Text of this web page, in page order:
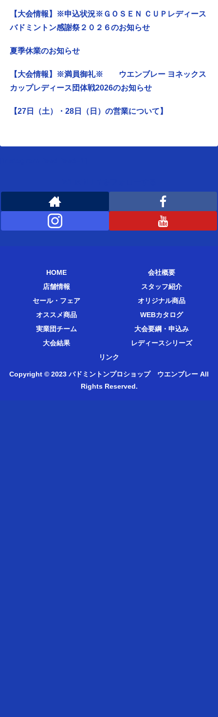
【大会情報】※申込状況※ＧＯＳＥＮ ＣＵＰレディース
バドミントン感謝祭２０２６のお知らせ
夏季休業のお知らせ
【大会情報】※満員御礼※ ウエンブレー ヨネックス
カップレディース団体戦2026のお知らせ
【27日（土）・28日（日）の営業について】
HOME
会社概要
店舗情報
スタッフ紹介
セール・フェア
オリジナル商品
オススメ商品
WEBカタログ
実業団チーム
大会要綱・申込み
大会結果
レディースシリーズ
リンク
Copyright © 2023 バドミントンプロショップ ウエンブレー All
Rights Reserved.